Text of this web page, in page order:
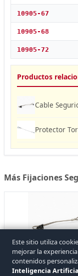
10905-67
10905-68
10905-72
Productos
Cable
Protector
Más Fijaciones
Cable Seguridad
Este sitio utiliza
mejorar la
contenidos
Inteligencia